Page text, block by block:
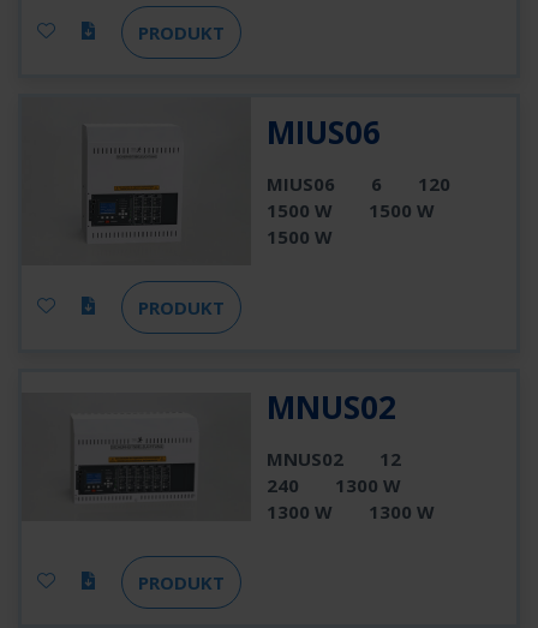
PRODUKT
MIUS06
MIUS06 6
120
1500 W
1500 W
1500 W
PRODUKT
MNUS02
MNUS02
12
240
1300 W
1300 W
1300 W
PRODUKT